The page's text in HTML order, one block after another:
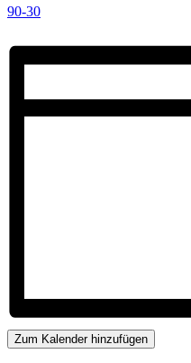
90-30
Zum Kalender hinzufügen